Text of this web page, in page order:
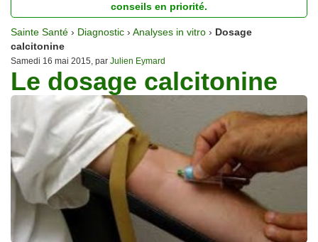
Homéopathie
Nutrition
Pathologie
Psychologie
Recherches
Traitements
conseils en priorité.
Sainte Santé › Diagnostic › Analyses in vitro › Dosage
calcitonine
Samedi 16 mai 2015, par Julien Eymard
Le dosage calcitonine